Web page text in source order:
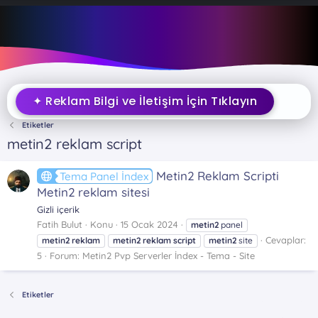
✦ Reklam Bilgi ve İletişim İçin Tıklayın
Etiketler
metin2 reklam script
Tema Panel İndex
Metin2 Reklam Scripti
Metin2 reklam sitesi
Gizli içerik
Fatih Bulut
Konu 15 Ocak 2024 metin2 panel
metin2 reklam metin2 reklam script metin2 site
Cevaplar:
5
Forum: Metin2 Pvp Serverler İndex - Tema - Site
Etiketler